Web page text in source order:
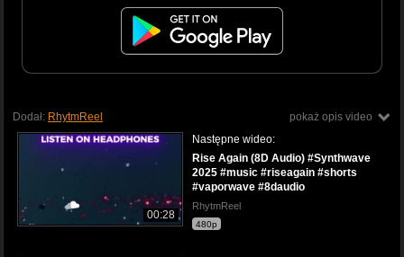
pokaż opis video
Dodał: RhytmReel
00:28
Następne wideo:
Rise Again (8D Audio) #Synthwave
2025 #music #riseagain #shorts
#vaporwave #8daudio
RhytmReel
480p